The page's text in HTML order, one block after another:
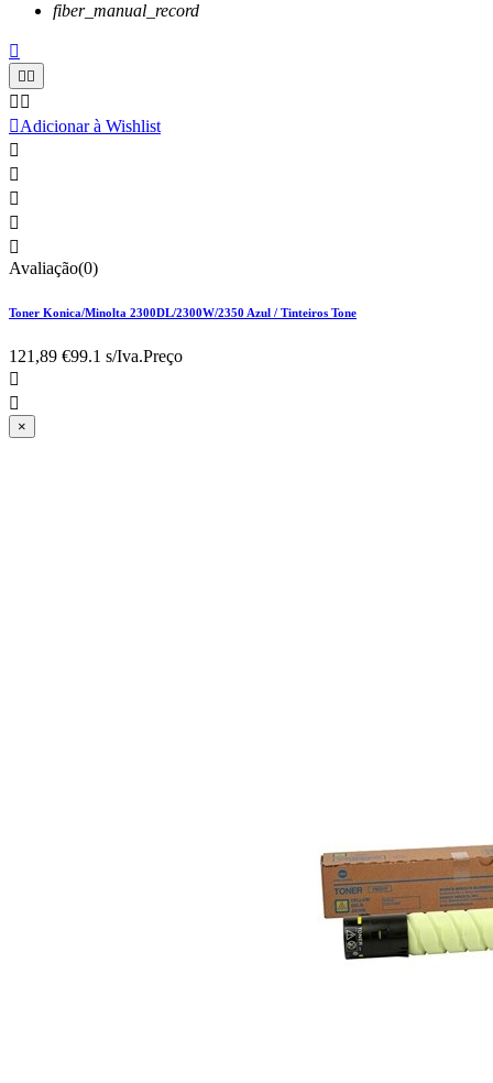
fiber_manual_record

 
 
Adicionar à Wishlist





Avaliação(0)
Toner Konica/Minolta 2300DL/2300W/2350 Azul / Tinteiros Tone
121,89 €99.1 s/Iva.Preço


×